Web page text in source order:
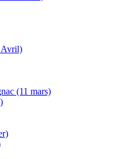
Avril)
(11 mars)